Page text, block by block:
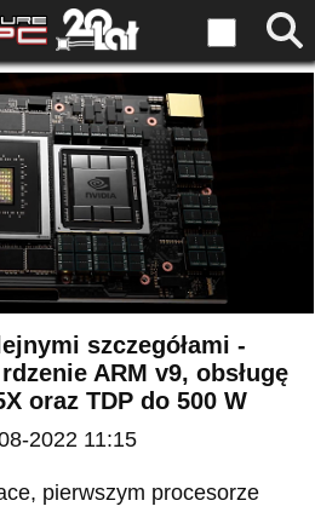
szczegółami -
ARM v9, obsługę
oraz TDP do 500 W
2022 11:15
pierwszym procesorze